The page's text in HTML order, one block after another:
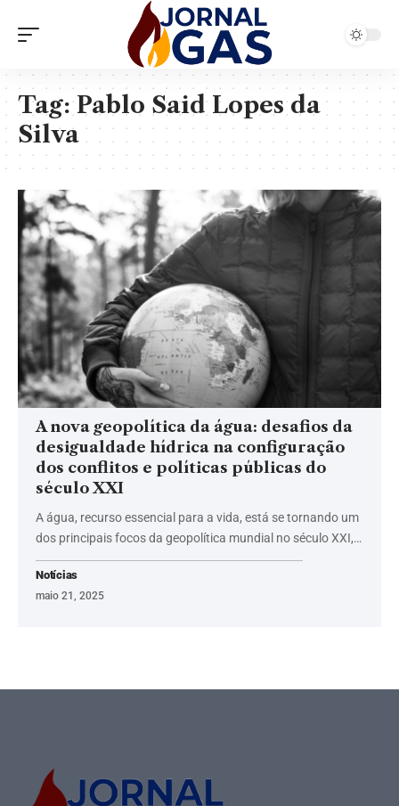
Tag:Pablo Said Lopes da
Silva
A nova geopolítica da água: desafios da
desigualdade hídrica na configuração
dos conflitos e políticas públicas do
século XXI
A água, recurso essencial para a vida, está se tornando um
dos principais focos da geopolítica mundial no século XXI,…
Notícias
maio 21, 2025